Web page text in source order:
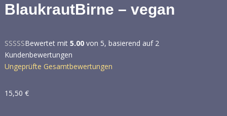
BlaukrautBirne – vegan
Bewertet mit 5.00von 5, basierend auf 2
Kundenbewertungen
Ungeprüfte Gesamtbewertungen
15,50 €